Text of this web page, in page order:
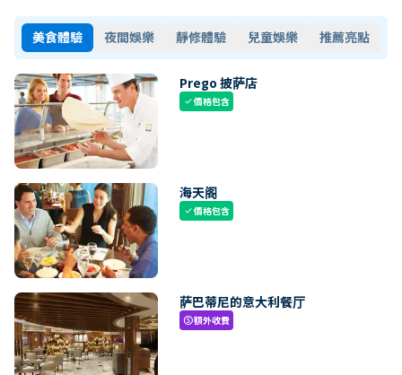
美食體驗 夜間娛樂 靜修體驗 兒童娛樂 推薦亮點
Prego 披萨店
check價格包含
海天阁
check價格包含
萨巴蒂尼的意大利餐厅
paid額外收費